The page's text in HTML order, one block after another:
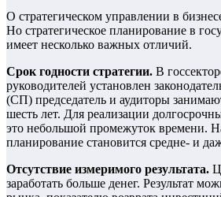
О стратегическом управлении в
Но стратегическое планирование в
имеет несколько важных отличий.
Срок годности стратегии. В
руководителей установлен
(СП) председатель и аудиторы
шесть лет. Для реализации
это небольшой промежуток времени.
планирование становится средне- и
Отсутствие измеримого результата.
заработать больше денег. Результат